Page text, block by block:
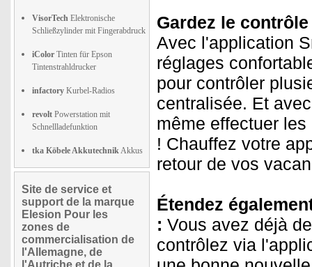
VisorTech Elektronische
Schließzylinder mit Fingerabdruck
iColor Tinten für Epson
Tintenstrahldrucker
infactory Kurbel-Radios
revolt Powerstation mit
Schnellladefunktion
tka Köbele AkkutechnikAkkus
Site de service et
support de la marque
Elesion Pour les
zones de
commercialisation de
l'Allemagne, de
l'Autriche et de la
Gardez le
Avec l'application
réglages
pour contrôler
centralisée. Et
même effectuer
! Chauffez votre
retour de vos
Étendez
: Vous avez déjà
contrôlez via